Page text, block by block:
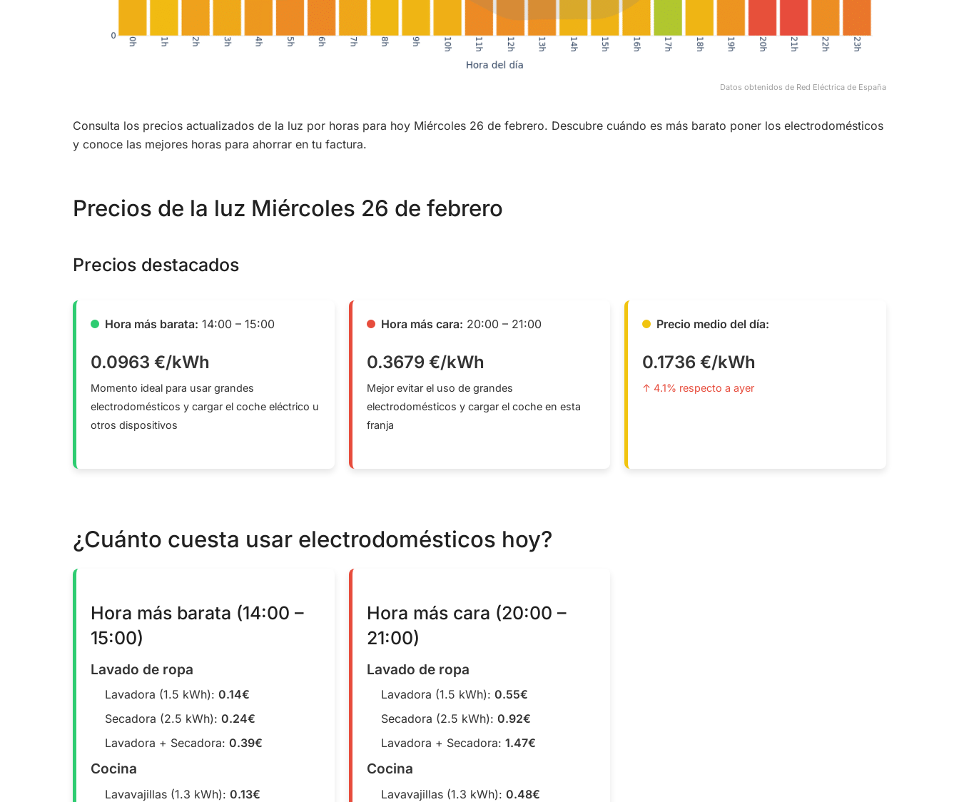
Datos obtenidos de Red Eléctrica de España
Consulta los precios actualizados de la luz por horas para hoy Miércoles 26 de febrero. Descubre cuándo es más barato poner los electrodomésticos
y conoce las mejores horas para ahorrar en tu factura.
Precios de la luz Miércoles 26 de febrero
Precios destacados
Hora más barata: 14:00 – 15:00
0.0963 €/kWh
Momento ideal para usar grandes
electrodomésticos y cargar el coche eléctrico u
otros dispositivos
Hora más cara: 20:00 – 21:00
0.3679 €/kWh
Mejor evitar el uso de grandes
electrodomésticos y cargar el coche en esta
franja
Precio medio del día:
0.1736 €/kWh
↑ 4.1% respecto a ayer
¿Cuánto cuesta usar electrodomésticos hoy?
Hora más barata (14:00 –
15:00)
Lavado de ropa
Lavadora (1.5 kWh): 0.14€
Secadora (2.5 kWh): 0.24€
Lavadora + Secadora: 0.39€
Cocina
Lavavajillas (1.3 kWh): 0.13€
Hora más cara (20:00 –
21:00)
Lavado de ropa
Lavadora (1.5 kWh): 0.55€
Secadora (2.5 kWh): 0.92€
Lavadora + Secadora: 1.47€
Cocina
Lavavajillas (1.3 kWh): 0.48€